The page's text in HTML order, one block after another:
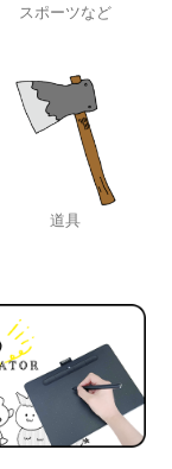
スポーツなど
道具